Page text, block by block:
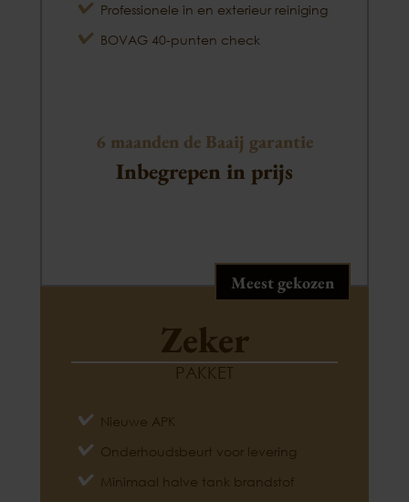
Professionele in en exterieur reiniging
BOVAG 40-punten check
6 maanden de Baaij garantie
Inbegrepen in prijs
Meest gekozen
Zeker
PAKKET
Nieuwe APK
Onderhoudsbeurt voor levering
Minimaal halve tank brandstof